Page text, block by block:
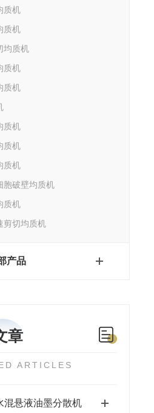
质机
质机
均质机
质机
质机
质机
质机
质机
胞破壁均质机
质机
剪切均质机
产品
章
ARTICLES
混悬液油墨分散机